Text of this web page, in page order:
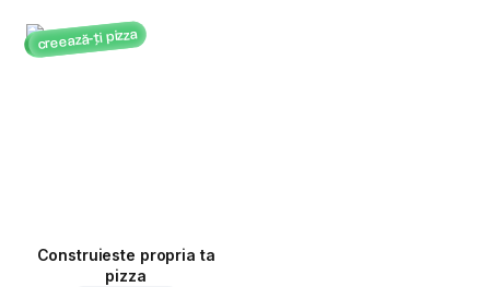
creează-ți pizza
Construieste propria ta
pizza